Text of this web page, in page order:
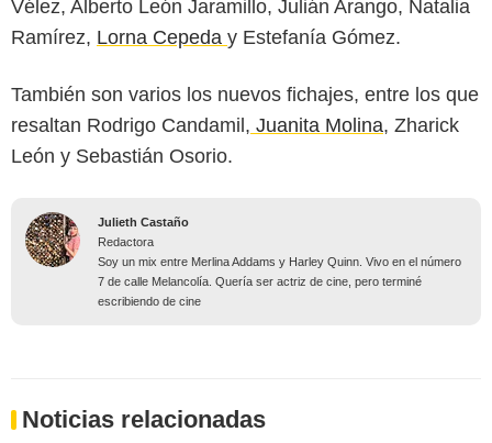
Vélez, Alberto León Jaramillo, Julián Arango, Natalia
Ramírez, Lorna Cepeda y Estefanía Gómez.
También son varios los nuevos fichajes, entre los que
resaltan Rodrigo Candamil, Juanita Molina, Zharick
León y Sebastián Osorio.
Julieth Castaño
Redactora
Soy un mix entre Merlina Addams y Harley Quinn. Vivo en el número
7 de calle Melancolía. Quería ser actriz de cine, pero terminé
escribiendo de cine
Noticias relacionadas